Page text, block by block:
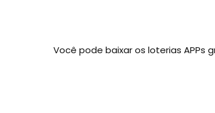
Você pode baixar os loterias APPs